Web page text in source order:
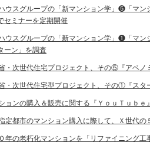
ウスグループの「新マンション学」❺「マン
セミナーを定期開催
ウスグループの「新マンション学」❶「マン
ーン」を調査
・次世代住宅プロジェクト、その⑤『アベノ
・次世代住宅型プロジェクト、その①『スタ
ョンの購入＆販売に関する『ＹｏｕＴｕｂｅ
定都市のマンション購入に際して、Ｘ世代
年の老朽化マンションを「リファイニング工